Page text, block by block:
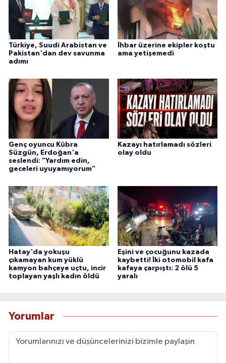
Türkiye, Suudi Arabistan ve
Pakistan'dan dev savunma
adımı
İhbar üzerine ekipler koştu
ama yetişemedi
Genç oyuncu Kübra
Süzgün, Erdoğan'a
seslendi: "Yardım edin,
geceleri uyuyamıyorum"
Kazayı hatırlamadı sözleri
olay oldu
Hatay'da yokuşu
çıkamayan kum yüklü
kamyon bahçeye uçtu, incir
toplayan yaşlı kadın öldü
Eşini ve çocuğunu kazada
kaybetti! İki otomobil kafa
kafaya çarpıştı: 2 ölü 5
yaralı
Yorumlar